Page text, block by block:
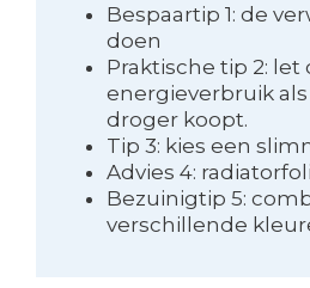
Bespaartip 1: de
doen
Praktische tip 2: let
energieverbruik
droger koopt.
Tip 3: kies een
Advies 4:
Bezuinigtip 5:
verschillende